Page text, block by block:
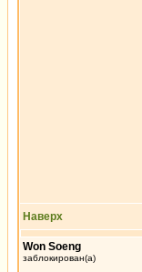
Наверх
Won Soeng
заблокирован(а)